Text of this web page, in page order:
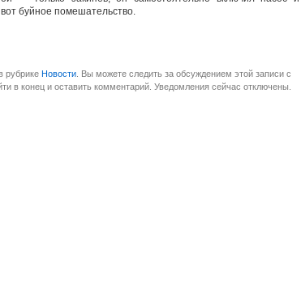
буйное помешательство.
рубрике Новости . Вы можете следить за обсуждением этой записи с
в конец и оставить комментарий. Уведомления сейчас отключены.